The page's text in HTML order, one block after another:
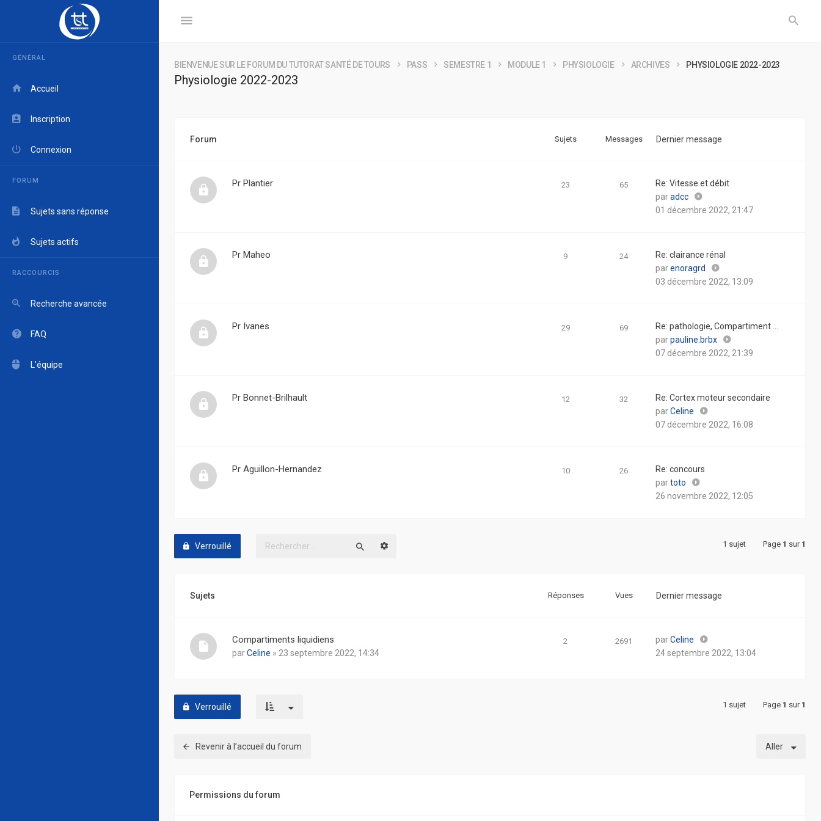
BIENVENUE SUR LE FORUM DU TUTORAT SANTÉ DE TOURS PASS SEMESTRE 1 MODULE 1 PHYSIOLOGIE ARCHIVES PHYSIOLOGIE 2022-2023
GÉNÉRAL
Accueil
Inscription
Connexion
FORUM
Sujets sans réponse
Sujets actifs
RACCOURCIS
Recherche avancée
FAQ
L’équipe
Physiologie 2022-2023
Forum Sujets Messages Dernier message
Pr Plantier 23 65
Re: Vitesse et débit
paradcc
Consulter
le
01 décembre 2022, 21:47
Pr Maheo 9 24
Re: clairance rénal
parenoragrd
Consulter
le
03 décembre 2022, 13:09
Pr Ivanes 29 69
Re: pathologie, Compartiment …
parpauline.brbx
Consulter
le
07 décembre 2022, 21:39
Pr Bonnet-Brilhault 12 32
Re: Cortex moteur secondaire
parCeline
Consulter
le
07 décembre 2022, 16:08
Pr Aguillon-Hernandez 10 26
Re: concours
partoto
Consulter
le
26 novembre 2022, 12:05
Verrouillé
Recherche avancée 1 sujet Page 1 sur 1
Sujets Réponses Vues Dernier message
Compartiments liquidiens
parCeline » 23 septembre 2022, 14:34
2 2691 parCeline
24 septembre 2022, 13:04
Verrouillé 1 sujet Page 1 sur 1
Revenir à l’accueil du forum Aller
Permissions du forum